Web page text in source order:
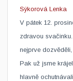
Sýkorová Lenka
V pátek 12.
zdravou
nejprve
Pak už jsme
hlavně